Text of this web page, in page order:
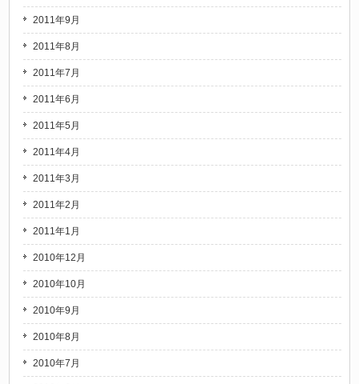
2011年9月
2011年8月
2011年7月
2011年6月
2011年5月
2011年4月
2011年3月
2011年2月
2011年1月
2010年12月
2010年10月
2010年9月
2010年8月
2010年7月